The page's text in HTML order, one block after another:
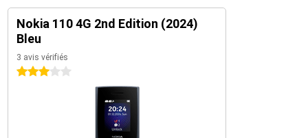
Nokia 110 4G 2nd Edition (2024)
Bleu
3 avis vérifiés
3 étoiles